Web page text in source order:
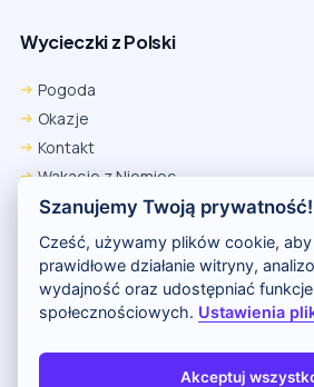
Wycieczki z Polski
Pogoda
Okazje
Kontakt
Wakacje z Niemiec
Polityka Prywatności
Wakacje w Egipcie
Rankingi hoteli
Kontakt i reklama
Polityka
Firefox
Ustawienia → Prywatność i
firm → ustaw „Zezwalaj”.
Na czas rezerwacji nie blokuj cookies i
Szanujemy Twoją prywatność!
Cześć, używamy plików cookie,
prawidłowe działanie witryny,
wydajność oraz udostępniać
społecznościowych. Ustawienia
Akceptuj